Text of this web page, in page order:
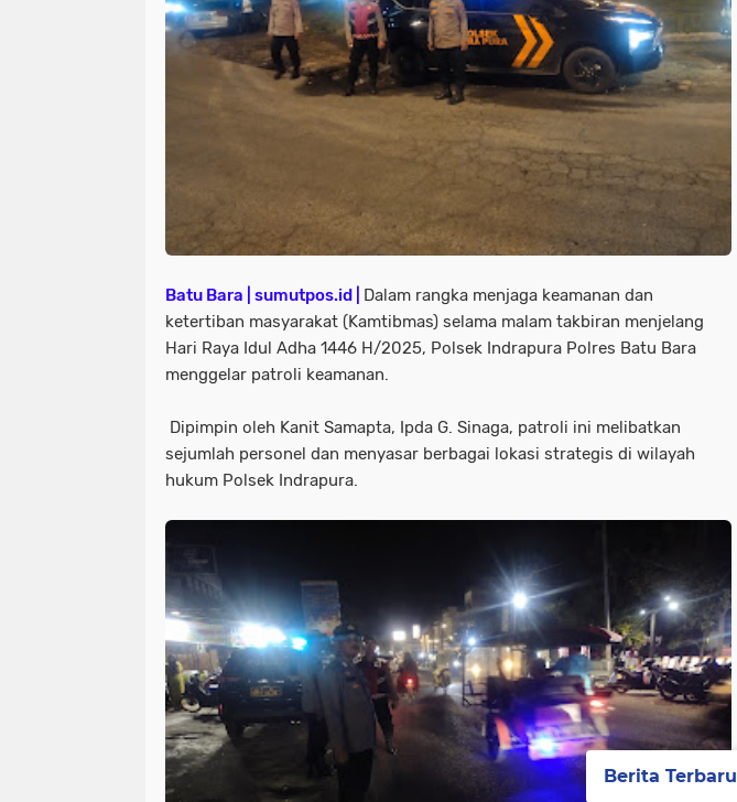
Batu Bara | sumutpos.id | Dalam rangka menjaga keamanan dan
ketertiban masyarakat (Kamtibmas) selama malam takbiran menjelang
Hari Raya Idul Adha 1446 H/2025, Polsek Indrapura Polres Batu Bara
menggelar patroli keamanan.
Dipimpin oleh Kanit Samapta, Ipda G. Sinaga, patroli ini melibatkan
sejumlah personel dan menyasar berbagai lokasi strategis di wilayah
hukum Polsek Indrapura.
Berita Terbaru